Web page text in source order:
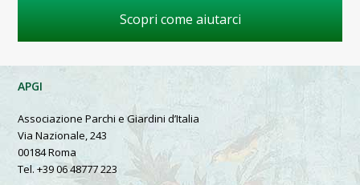
Scopri come aiutarci
APGI
Associazione Parchi e Giardini d’Italia
Via Nazionale, 243
00184 Roma
Tel. +39 06 48777 223